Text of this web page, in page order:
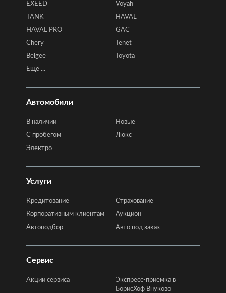
EXEED
Voyah
TANK
HAVAL
HAVAL PRO
GAC
Chery
Tenet
Belgee
Toyota
Еще ...
Автомобили
В наличии
Новые
C пробегом
Люкс
Электро
Услуги
Кредитование
Страхование
Корпоративным клиентам
Аукцион
Автоподбор
Авто под заказ
Сервис
Акции сервиса
Экспресс-приёмка в
БорисХоф Внуково